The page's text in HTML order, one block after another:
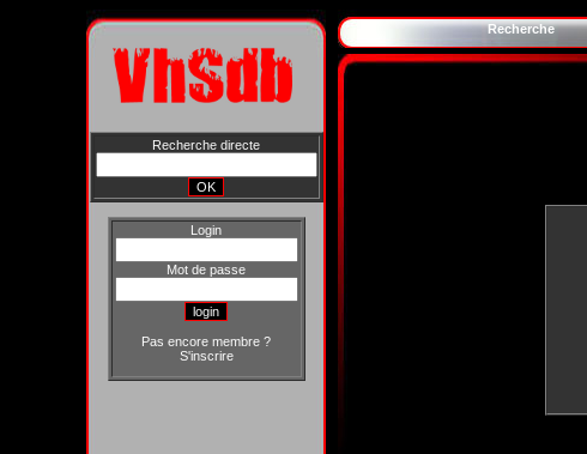
Recherche directe
Login
Mot de passe
Pas encore membre ?
S'inscrire
Recherche